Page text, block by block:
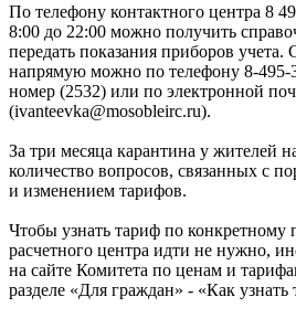
По телефону контактного центра 8
8:00 до 22:00 можно получить
передать показания приборов учета.
напрямую можно по телефону 8-495-
номер (2532) или по электронной
(ivanteevka@mosobleirc.ru).
За три месяца карантина у жителей
количество вопросов, связанных с
и изменением тарифов.
Чтобы узнать тариф по конкретному
расчетного центра идти не нужно,
на сайте Комитета по ценам и
разделе «Для граждан» - «Как узнать